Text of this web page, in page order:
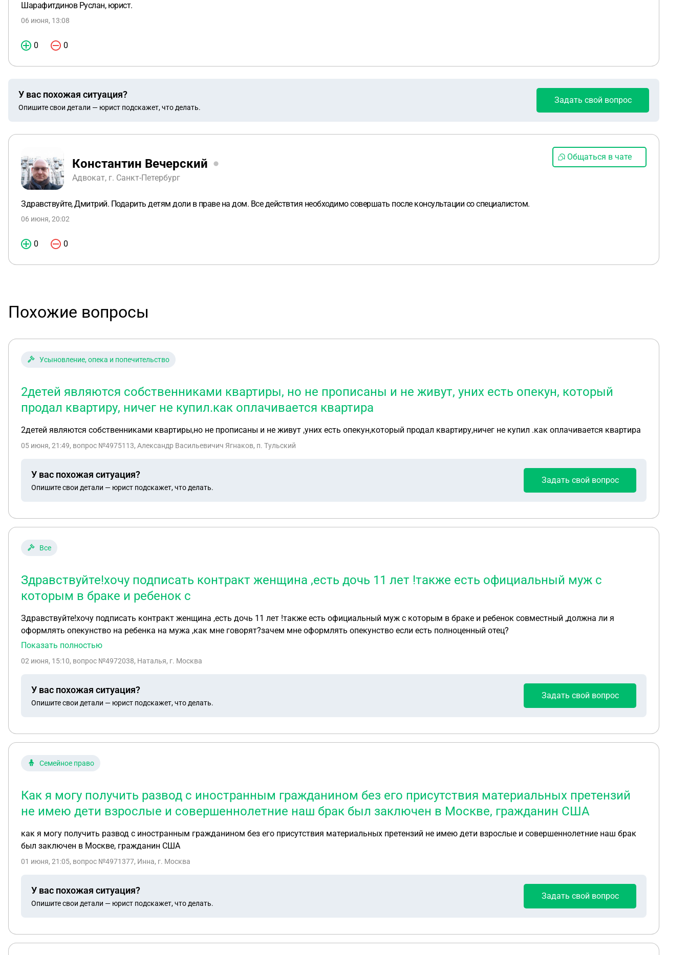
Шарафитдинов Руслан, юрист.
06 июня, 13:08
0 0
У вас похожая ситуация?
Опишите свои детали — юрист подскажет, что делать.
Задать свой вопрос
Константин Вечерский
Адвокат, г. Санкт-Петербург
Общаться в чате
Здравствуйте, Дмитрий. Подарить детям доли в праве на дом. Все действтия необходимо совершать после консультации со специалистом.
06 июня, 20:02
0 0
Похожие вопросы
Усыновление, опека и попечительство
2детей являются собственниками квартиры, но не прописаны и не живут, уних есть опекун, который
продал квартиру, ничег не купил.как оплачивается квартира
2детей являются собственниками квартиры,но не прописаны и не живут ,уних есть опекун,который продал квартиру,ничег не купил .как оплачивается квартира
05 июня, 21:49, вопрос №4975113, Александр Васильевичич Ягнаков, п. Тульский
У вас похожая ситуация?
Опишите свои детали — юрист подскажет, что делать.
Задать свой вопрос
Все
Здравствуйте!хочу подписать контракт женщина ,есть дочь 11 лет !также есть официальный муж с
которым в браке и ребенок с
Здравствуйте!хочу подписать контракт женщина ,есть дочь 11 лет !также есть официальный муж с которым в браке и ребенок совместный ,должна ли я
оформлять опекунство на ребенка на мужа ,как мне говорят?зачем мне оформлять опекунство если есть полноценный отец?
Показать полностью
02 июня, 15:10, вопрос №4972038, Наталья, г. Москва
У вас похожая ситуация?
Опишите свои детали — юрист подскажет, что делать.
Задать свой вопрос
Семейное право
Как я могу получить развод с иностранным гражданином без его присутствия материальных претензий
не имею дети взрослые и совершеннолетние наш брак был заключен в Москве, гражданин США
как я могу получить развод с иностранным гражданином без его присутствия материальных претензий не имею дети взрослые и совершеннолетние наш брак
был заключен в Москве, гражданин США
01 июня, 21:05, вопрос №4971377, Инна, г. Москва
У вас похожая ситуация?
Опишите свои детали — юрист подскажет, что делать.
Задать свой вопрос